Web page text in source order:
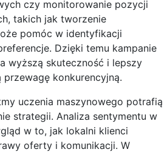
czy monitorowanie pozycji
takich jak tworzenie
pomóc w identyfikacji
Dzięki temu kampanie
wyższą skuteczność i lepszy
konkurencyjną.
uczenia maszynowego potrafią
strategii. Analiza sentymentu w
w to, jak lokalni klienci
oferty i komunikacji. W